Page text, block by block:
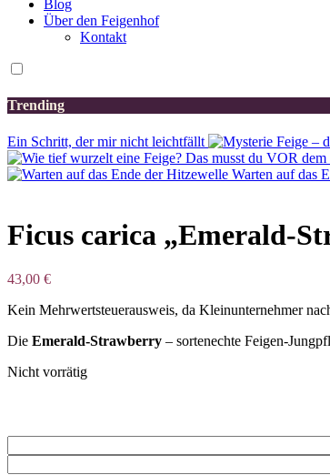
Blog
Über den Feigenhof
Kontakt
Trending
Ein Schritt, der mir nicht leichtfällt
Warten auf das
Ficus carica „Emerald-
43,00 €
Kein Mehrwertsteuerausweis, da Kleinunternehmer
Die Emerald-Strawberry – sortenechte Feigen-
Nicht vorrätig